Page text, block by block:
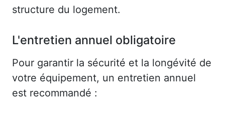
structure du logement.
L'entretien annuel obligatoire
Pour garantir la sécurité et la longévité de
votre équipement, un entretien annuel
est recommandé :